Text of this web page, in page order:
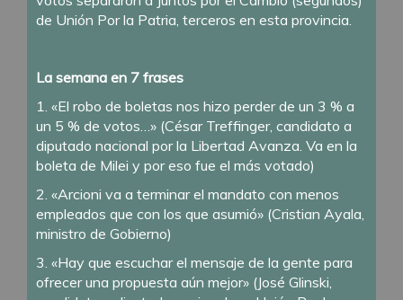
de Unión Por la Patria, terceros en esta provincia.
La semana en 7 frases
1. «El robo de boletas nos hizo perder de un 3 % a
un 5 % de votos…» (César Treffinger, candidato a
diputado nacional por la Libertad Avanza. Va en la
boleta de Milei y por eso fue el más votado)
2. «Arcioni va a terminar el mandato con menos
empleados que con los que asumió» (Cristian Ayala,
ministro de Gobierno)
3. «Hay que escuchar el mensaje de la gente para
ofrecer una propuesta aún mejor» (José Glinski,